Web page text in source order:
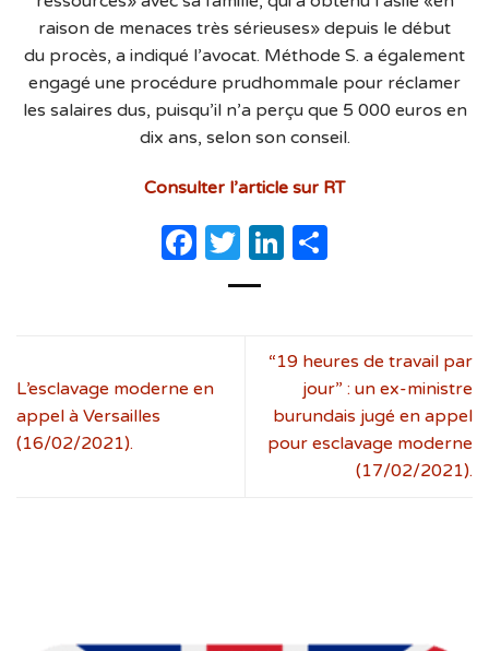
raison de menaces très sérieuses» depuis le début
du procès, a indiqué l’avocat. Méthode S. a également
engagé une procédure prudhommale pour réclamer
les salaires dus, puisqu’il n’a perçu que 5 000 euros en
dix ans, selon son conseil.
Consulter l’article sur RT
Facebook
TwitterLinkedIn
L’esclavage moderne en
appel à Versailles
(16/02/2021).
“19 heures de travail par
jour” : un ex-ministre
burundais jugé en appel
pour esclavage moderne
(17/02/2021).